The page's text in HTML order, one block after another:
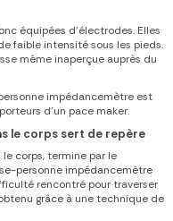
équipées d’électrodes. Elles
faible intensité sous les pieds.
même inaperçue auprès du
impédancemètre est
d’un pace maker.
le corps sert de repère
corps, termine par le
personne impédancemètre
rencontré pour traverser
grâce à une technique de